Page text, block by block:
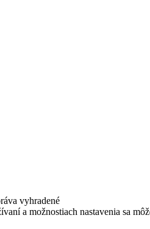
vyhradené
a možnostiach nastavenia sa